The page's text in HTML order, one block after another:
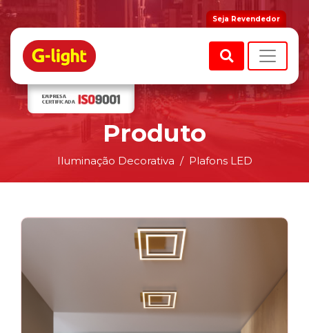
Seja Revendedor
Produto
Iluminação Decorativa Plafons LED